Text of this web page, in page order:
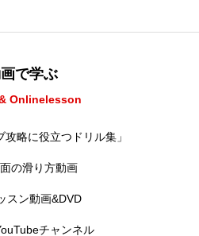
で学ぶ
Onlinelesson
略に役立つドリル集」
の滑り方動画
スン動画&DVD
チャンネル